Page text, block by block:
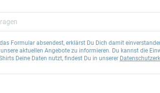
Formular absendest, erklärst Du Dich damit
unsere aktuellen Angebote zu informieren. Du kannst die
Deine Daten nutzt, findest Du in unserer